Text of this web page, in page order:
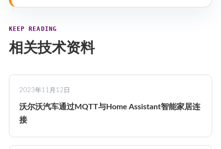
KEEP READING
相关技术资料
2023年11月12日
沃尔沃汽车通过MQTT与Home Assistant智能家居连
接